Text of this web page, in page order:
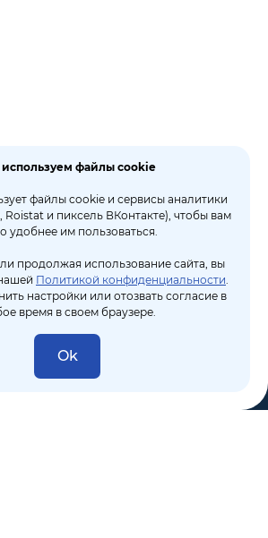
файлы cookie
файлы cookie и сервисы аналитики
Roistat и пиксель ВКонтакте), чтобы вам
удобнее им пользоваться.
продолжая использование сайта, вы
Политикой конфиденциальности.
настройки или отозвать согласие в
время в своем браузере.
Ok